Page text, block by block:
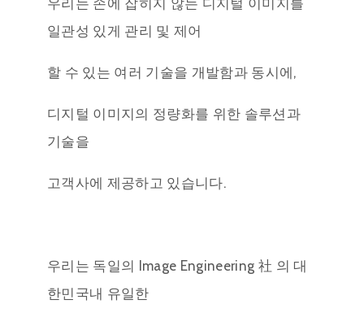
우리는 손에 잡히지 않는 디지털 이미지를
일관성 있게 관리 및제어
할 수 있는 여러 기술을 개발함과 동시에,
디지털 이미지의 정량화를 위한 솔루션과
기술을
고객사에 제공하고 있습니다.
우리는 독일의 Image Engineering 社 의 대
한민국내 유일한